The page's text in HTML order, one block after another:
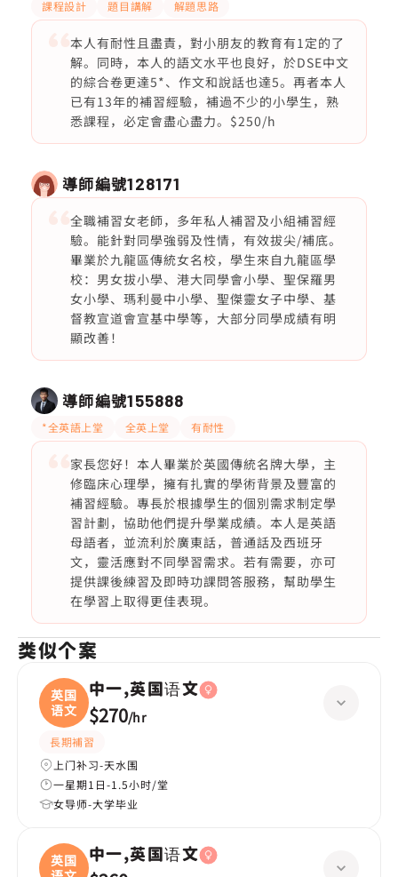
課程設計 題目講解 解題思路
本人有耐性且盡責，對小朋友的教育有1定的了
解。同時，本人的語文水平也良好，於DSE中文
的綜合卷更達5*、作文和說話也達5。再者本人
已有13年的補習經驗，補過不少的小學生，熟
悉課程，必定會盡心盡力。$250/h
導師編號128171
全職補習女老師，多年私人補習及小組補習經
驗。能針對同學強弱及性情，有效拔尖/補底。
畢業於九龍區傳統女名校，學生來自九龍區學
校：男女拔小學、港大同學會小學、聖保羅男
女小學、瑪利曼中小學、聖傑靈女子中學、基
督教宣道會宣基中學等，大部分同學成績有明
顯改善！
導師編號155888
*全英語上堂 全英上堂 有耐性
家長您好！本人畢業於英國傳統名牌大學，主
修臨床心理學，擁有扎實的學術背景及豐富的
補習經驗。專長於根據學生的個別需求制定學
習計劃，協助他們提升學業成績。本人是英語
母語者，並流利於廣東話，普通話及西班牙
文，靈活應對不同學習需求。若有需要，亦可
提供課後練習及即時功課問答服務，幫助學生
在學習上取得更佳表現。
类似个案
英国
语文
中一,英国语文
$270/hr
長期補習
上门补习-天水围
一星期1日-1.5小时/堂
女导师-大学毕业
英国
中一,英国语文